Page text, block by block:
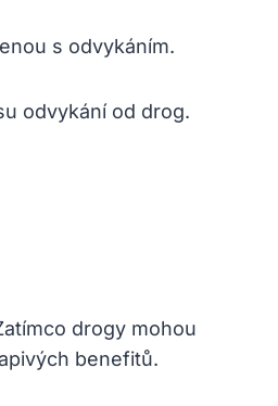
s odvykáním.
odvykání od drog.
drogy mohou
benefitů.